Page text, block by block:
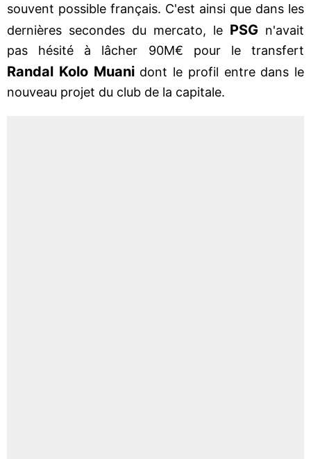
souvent possible français. C'est ainsi que dans les
dernières secondes du mercato, le PSG n'avait
pas hésité à lâcher 90M€ pour le transfert
Randal Kolo Muanidont le profil entre dans le
nouveau projet du club de la capitale.